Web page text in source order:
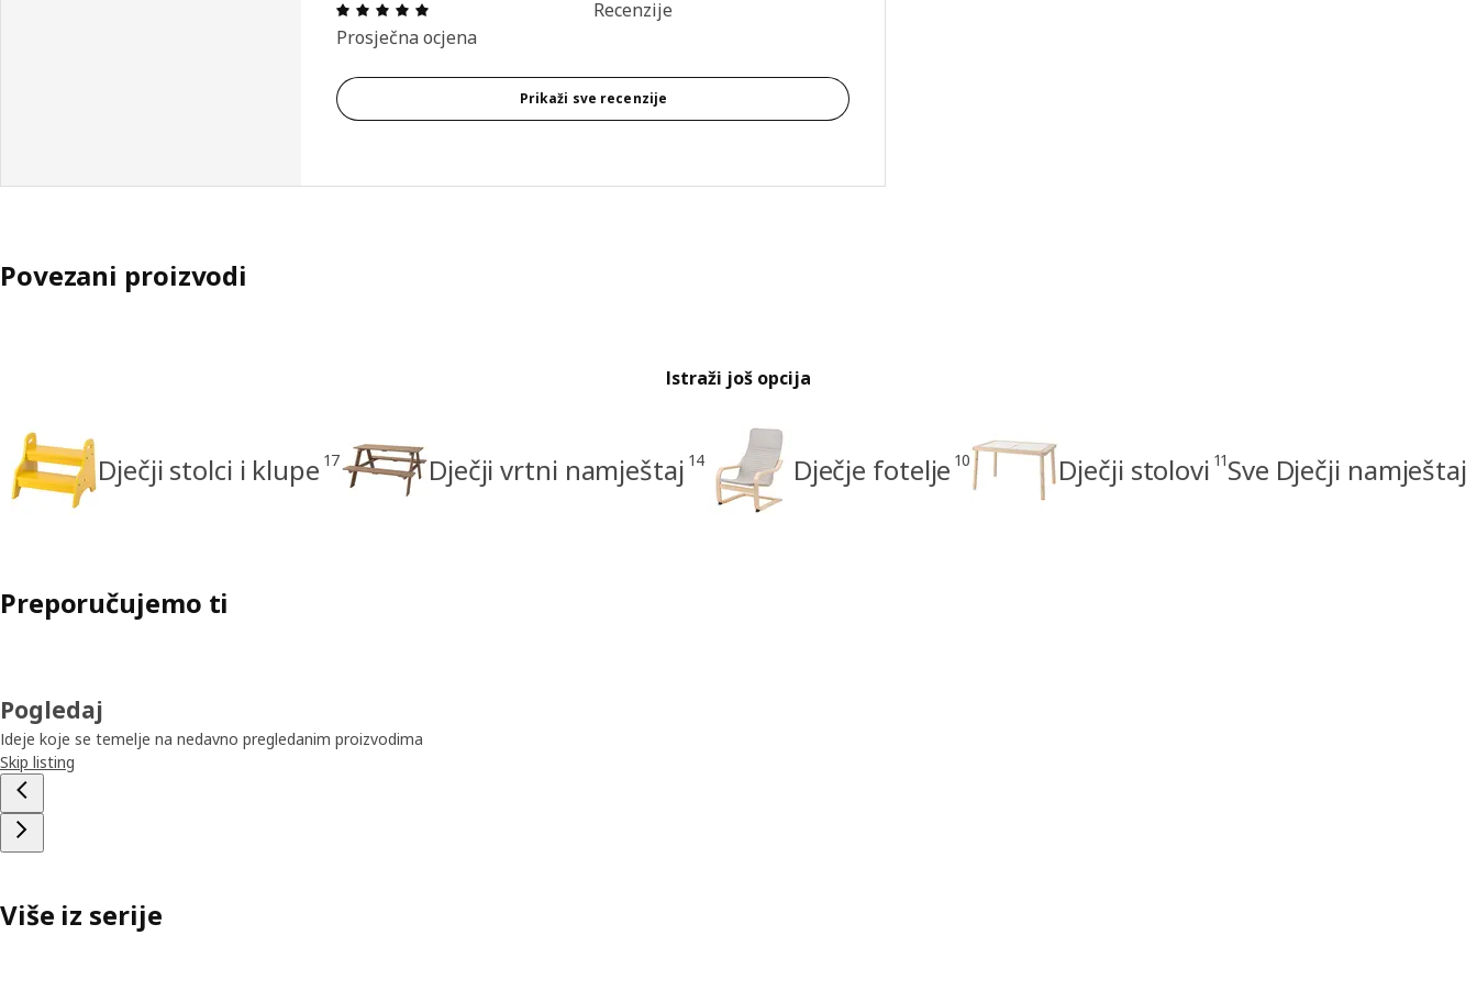
Ocjena i recenzija: 4.8 od 5 zvjezdica. Ukupno recenzija: 219
Prosječna ocjena
Recenzije
Prikaži sve recenzije
Povezani proizvodi
Istraži još opcija
Dječji stolci i klupe 17 Dječji vrtni namještaj 14 Dječje fotelje 10 Dječji stolovi 11Sve Dječji namještaj
Preporučujemo ti
Pogledaj
Ideje koje se temelje na nedavno pregledanim proizvodima
Skip listing
Više iz serije